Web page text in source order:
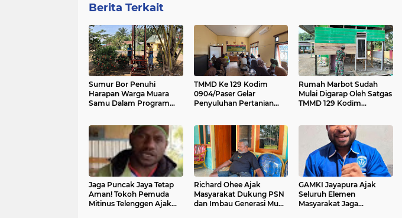
Berita Terkait
Sumur Bor Penuhi
Harapan Warga Muara
Samu Dalam Program
TMMD Ke 129 Kodim
0904/Paser Gelar
Penyuluhan Pertanian
Rumah Marbot Sudah
Mulai Digarap Oleh Satgas
TMMD 129 Kodim
Jaga Puncak Jaya Tetap
Aman! Tokoh Pemuda
Mitinus Telenggen Ajak
Richard Ohee Ajak
Masyarakat Dukung PSN
dan Imbau Generasi Muda
GAMKI Jayapura Ajak
Seluruh Elemen
Masyarakat Jaga